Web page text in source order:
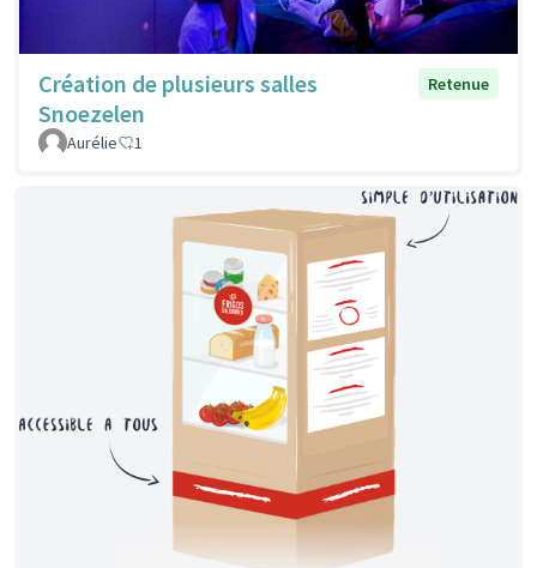
Création de plusieurs salles
Snoezelen
Retenue
Aurélie 1